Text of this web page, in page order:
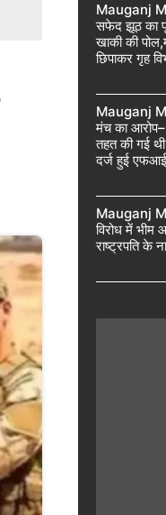
Mauganj
सफेद झूठ का
खाकी की
छिपाकर गृह
Mauganj
मंच का आरोप–
तहत की गई
दर्ज हुई
Mauganj
विरोध में
राष्ट्रपति के